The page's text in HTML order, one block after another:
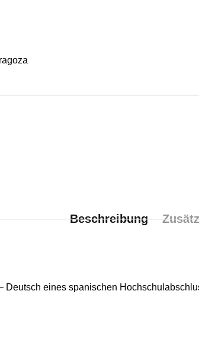
Beschreibung
eines spanischen